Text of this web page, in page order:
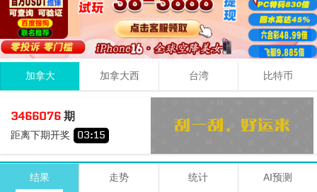
加拿大 加拿大西 台湾 比特币
3466076期
距离下期开奖 03:15
2 + 7 2 11
期号
号码
结果 走势 统计 AI预测